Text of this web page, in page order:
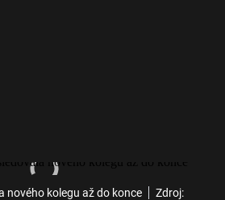
nového kolegu až do konce
Zdroj: